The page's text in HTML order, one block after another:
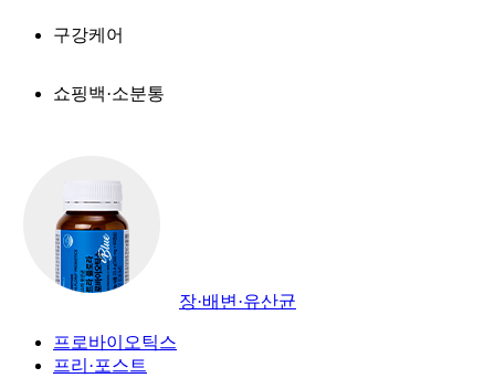
구강케어
쇼핑백·소분통
장·배변·유산균
프로바이오틱스
프리·포스트